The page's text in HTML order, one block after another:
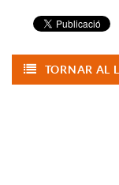
TORNAR AL